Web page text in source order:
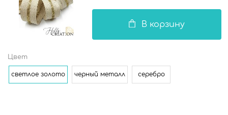
В корзину
Цвет
светлое золото черный металл серебро